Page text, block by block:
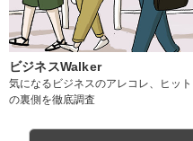
ビジネスWalker
気になるビジネスのアレコレ、ヒット
の裏側を徹底調査